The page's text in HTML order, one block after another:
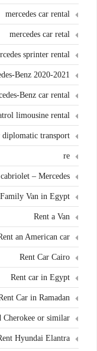
mercedes car rental
mercedes car retal
sprinter rental
Benz 2020-2021
Benz car rental
limousine rental
transport
re
– Mercedes
Van in Egypt
Rent a Van
an American car
Rent Car Cairo
Rent car in Egypt
Car in Ramadan
Cherokee or similar
Hyundai Elantra